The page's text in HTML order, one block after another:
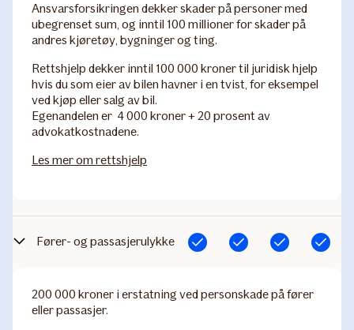
Ansvarsforsikringen dekker skader på personer med
ubegrenset sum, og inntil 100 millioner for skader på
andres kjøretøy, bygninger og ting.
Rettshjelp dekker inntil 100 000 kroner til juridisk hjelp
hvis du som eier av bilen havner i en tvist, for eksempel
ved kjøp eller salg av bil.
Egenandelen er 4 000 kroner + 20 prosent av
advokatkostnadene.
Les mer om rettshjelp
Fører- og passasjerulykke Inkludert Inkludert Inkludert Inkludert
200 000 kroner i erstatning ved personskade på fører
eller passasjer.